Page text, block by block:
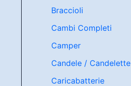
Braccioli
Cambi Completi
Camper
Candele / Candelette
Caricabatterie